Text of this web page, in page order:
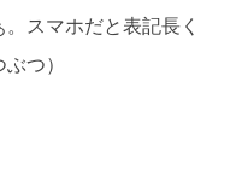
スマホだと表記長く
つ）